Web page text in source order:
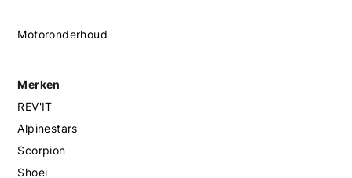
Motoronderhoud
Merken
REV'IT
Alpinestars
Scorpion
Shoei